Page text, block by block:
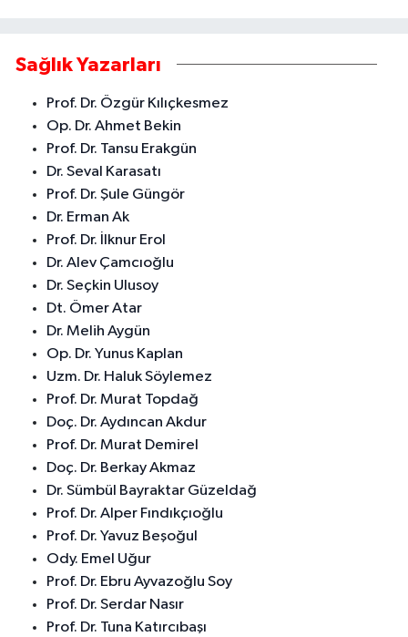
Sağlık Yazarları
Prof. Dr. Özgür Kılıçkesmez
Op. Dr. Ahmet Bekin
Prof. Dr. Tansu Erakgün
Dr. Seval Karasatı
Prof. Dr. Şule Güngör
Dr. Erman Ak
Prof. Dr. İlknur Erol
Dr. Alev Çamcıoğlu
Dr. Seçkin Ulusoy
Dt. Ömer Atar
Dr. Melih Aygün
Op. Dr. Yunus Kaplan
Uzm. Dr. Haluk Söylemez
Prof. Dr. Murat Topdağ
Doç. Dr. Aydıncan Akdur
Prof. Dr. Murat Demirel
Doç. Dr. Berkay Akmaz
Dr. Sümbül Bayraktar Güzeldağ
Prof. Dr. Alper Fındıkçıoğlu
Prof. Dr. Yavuz Beşoğul
Ody. Emel Uğur
Prof. Dr. Ebru Ayvazoğlu Soy
Prof. Dr. Serdar Nasır
Prof. Dr. Tuna Katırcıbaşı